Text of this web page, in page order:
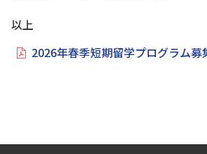
以上
2026年春季短期留学プログラム募